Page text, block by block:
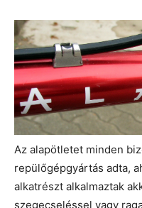
Az alapötletet minden
repülőgépgyártás adta,
alkatrészt alkalmaztak
szegecseléssel vagy